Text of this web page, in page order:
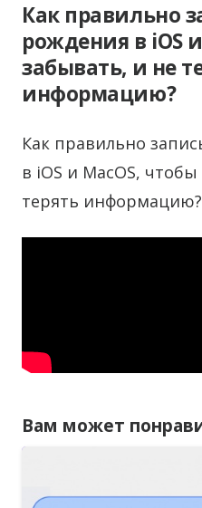
Как правильно
рождения в iOS
забывать, и не
информацию?
Как правильно
в iOS и MacOS,
терять
Вам может